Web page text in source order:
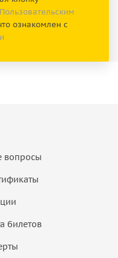
Пользовательским
ознакомлен с
вопросы
билетов